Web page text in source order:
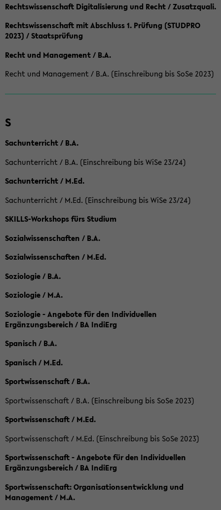
Rechtswissenschaft Digitalisierung und Recht / Zusatzquali.
Rechtswissenschaft mit Abschluss 1. Prüfung (STUDPRO
2023) / Staatsprüfung
Recht und Management / B.A.
Recht und Management / B.A. (Einschreibung bis SoSe 2023)
S
Sachunterricht / B.A.
Sachunterricht / B.A. (Einschreibung bis WiSe 23/24)
Sachunterricht / M.Ed.
Sachunterricht / M.Ed. (Einschreibung bis WiSe 23/24)
SKILLS-Workshops fürs Studium
Sozialwissenschaften / B.A.
Sozialwissenschaften / M.Ed.
Soziologie / B.A.
Soziologie / M.A.
Soziologie - Angebote für den Individuellen
Ergänzungsbereich / BA IndiErg
Spanisch / B.A.
Spanisch / M.Ed.
Sportwissenschaft / B.A.
Sportwissenschaft / B.A. (Einschreibung bis SoSe 2023)
Sportwissenschaft / M.Ed.
Sportwissenschaft / M.Ed. (Einschreibung bis SoSe 2023)
Sportwissenschaft - Angebote für den Individuellen
Ergänzungsbereich / BA IndiErg
Sportwissenschaft: Organisationsentwicklung und
Management / M.A.